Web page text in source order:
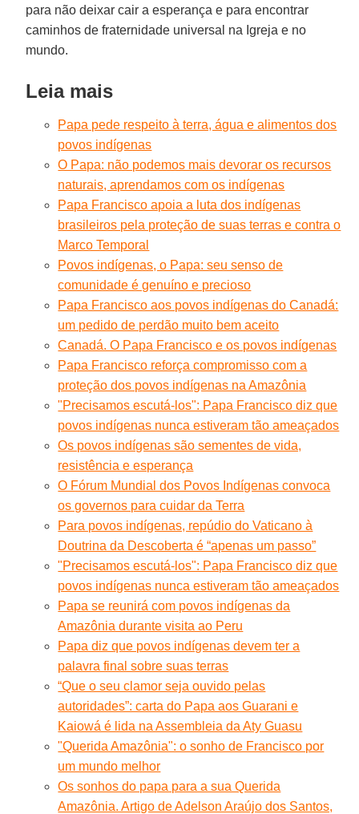
para não deixar cair a esperança e para encontrar
caminhos de fraternidade universal na Igreja e no
mundo.
Leia mais
Papa pede respeito à terra, água e alimentos dos
povos indígenas
O Papa: não podemos mais devorar os recursos
naturais, aprendamos com os indígenas
Papa Francisco apoia a luta dos indígenas
brasileiros pela proteção de suas terras e contra o
Marco Temporal
Povos indígenas, o Papa: seu senso de
comunidade é genuíno e precioso
Papa Francisco aos povos indígenas do Canadá:
um pedido de perdão muito bem aceito
Canadá. O Papa Francisco e os povos indígenas
Papa Francisco reforça compromisso com a
proteção dos povos indígenas na Amazônia
"Precisamos escutá-los": Papa Francisco diz que
povos indígenas nunca estiveram tão ameaçados
Os povos indígenas são sementes de vida,
resistência e esperança
O Fórum Mundial dos Povos Indígenas convoca
os governos para cuidar da Terra
Para povos indígenas, repúdio do Vaticano à
Doutrina da Descoberta é “apenas um passo”
"Precisamos escutá-los": Papa Francisco diz que
povos indígenas nunca estiveram tão ameaçados
Papa se reunirá com povos indígenas da
Amazônia durante visita ao Peru
Papa diz que povos indígenas devem ter a
palavra final sobre suas terras
“Que o seu clamor seja ouvido pelas
autoridades”: carta do Papa aos Guarani e
Kaiowá é lida na Assembleia da Aty Guasu
"Querida Amazônia": o sonho de Francisco por
um mundo melhor
Os sonhos do papa para a sua Querida
Amazônia. Artigo de Adelson Araújo dos Santos,